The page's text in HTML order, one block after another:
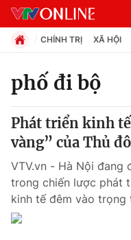
Chuyên mục
Chính trị
Xã hội
Pháp luật
CHÍNH TRỊ XÃ HỘI
phố đi bộ
Phát triển kinh
vàng” của Thủ đô
VTV.vn - Hà Nội
trong chiến lược phát
kinh tế đêm vào trọng